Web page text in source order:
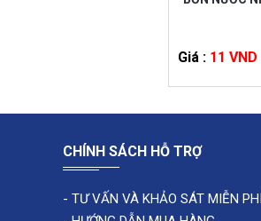
BỒN NƯỚC
Giá : 11 VND
CHÍNH SÁCH HỖ TRỢ
TƯ VẤN VÀ KHẢO SÁT MIỄN PHÍ